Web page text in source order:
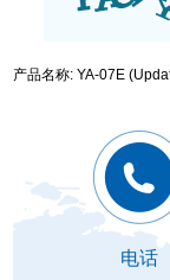
产品名称: YA-07E
电话